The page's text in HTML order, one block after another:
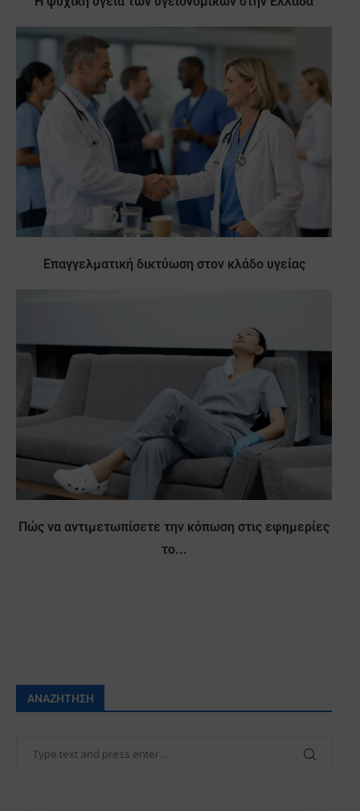
Επαγγελματική δικτύωση στον κλάδο υγείας
Πώς να αντιμετωπίσετε την κόπωση στις εφημερίες
το...
ΑΝΑΖΉΤΗΣΗ